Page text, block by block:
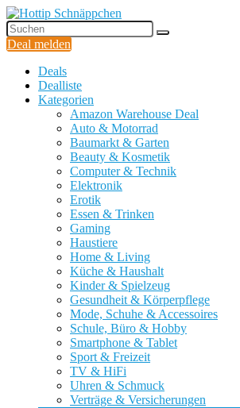
Deal melden
Deals
Dealliste
Kategorien
Amazon Warehouse Deal
Auto & Motorrad
Baumarkt & Garten
Beauty & Kosmetik
Computer & Technik
Elektronik
Erotik
Essen & Trinken
Gaming
Haustiere
Home & Living
Küche & Haushalt
Kinder & Spielzeug
Gesundheit & Körperpflege
Mode, Schuhe & Accessoires
Schule, Büro & Hobby
Smartphone & Tablet
Sport & Freizeit
TV & HiFi
Uhren & Schmuck
Verträge & Versicherungen